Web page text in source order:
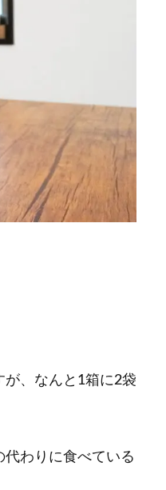
が、なんと1箱に2袋
わりに食べている